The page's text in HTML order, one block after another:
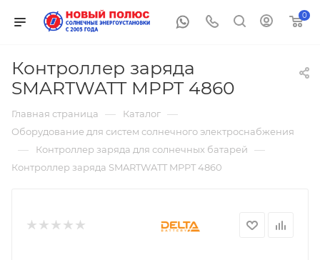
0
Контроллер заряда
SMARTWATT MPPT 4860
Главная страница — Каталог —
Оборудование для систем солнечного электроснабжения
— Контроллер заряда для солнечных батарей —
Контроллер заряда SMARTWATT MPPT 4860